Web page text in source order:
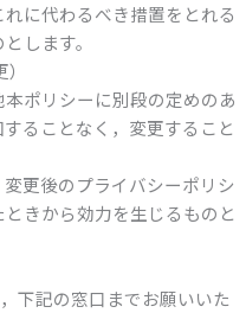
に代わるべき措置をとれる
します。
ポリシーに別段の定めのあ
ることなく，変更すること
更後のプライバシーポリシ
きから効力を生じるものと
下記の窓口までお願いいた